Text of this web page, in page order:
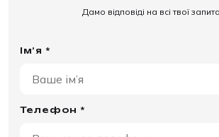
Дамо відповіді на всі твої
Ім’я *
Телефон *